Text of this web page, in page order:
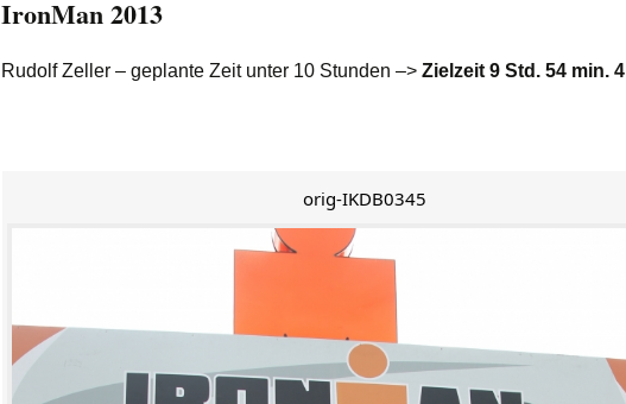
IronMan 2013
Rudolf Zeller – geplante Zeit unter 10 Stunden –> Zielzeit 9 Std. 54 min.
orig-IKDB0345